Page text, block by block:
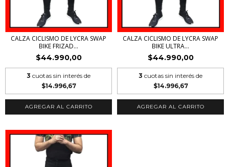
CALZA CICLISMO DE LYCRA SWAP
BIKE FRIZAD...
$44.990,00
3 cuotas sin interés de
$14.996,67
AGREGAR AL CARRITO
CALZA CICLISMO DE LYCRA SWAP
BIKE ULTRA...
$44.990,00
3 cuotas sin interés de
$14.996,67
AGREGAR AL CARRITO